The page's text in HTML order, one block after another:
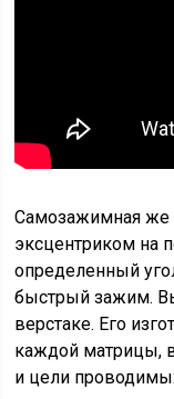
Самозажимная же
эксцентриком на
определенный
быстрый зажим.
верстаке. Его
каждой матрицы,
и цели